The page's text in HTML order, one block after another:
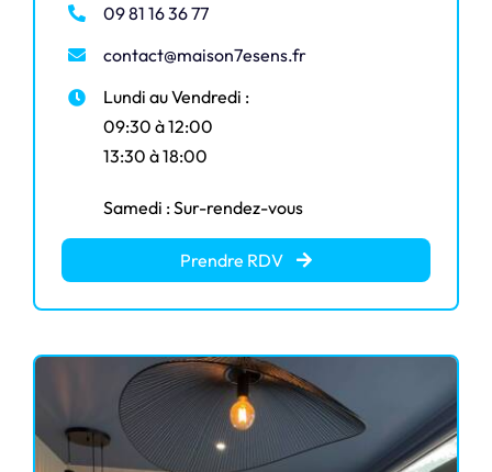
09 81 16 36 77
contact@maison7esens.fr
Lundi au Vendredi :
09:30 à 12:00
13:30 à 18:00
Samedi : Sur-rendez-vous
Prendre RDV